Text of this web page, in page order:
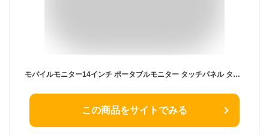
モバイルモニター14インチ ポータブルモニター タッチパネル タッチスクリーン 薄型 軽量 スタンド付き 自立型 IPSパネル Type-C HDMI スピーカー内蔵 デュアルモニター 拡張モニター ゲーミングモニター VESA規格 サブモニター XBOX PS4 PS5 Switch Mac PC ノートパソコン
この商品をサイトでみる